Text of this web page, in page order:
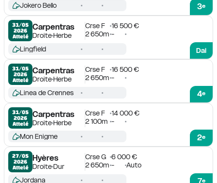
3e
Jokero Bello
31/05
2026
Attelé
Carpentras
DroiteHerbe
Crse F
16 500 €
2 650m -
Dai
Lingfield
31/05
2026
Attelé
Carpentras
DroiteHerbe
Crse F
16 500 €
2 650m -
4e
Linea de Crennes
31/05
2026
Attelé
Carpentras
DroiteHerbe
Crse F
14 000 €
2 100m -
2e
Mon Enigme
27/05
2026
Attelé
Hyères
DroiteDur
Crse G
6 000 €
2 650m - Auto
7e
Jordana